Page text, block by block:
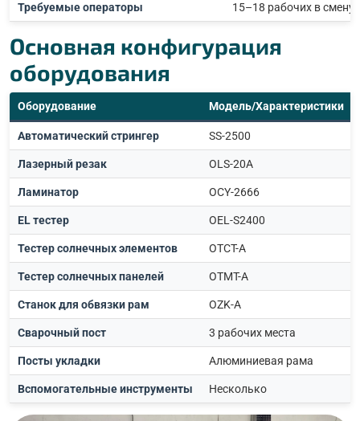
Требуемые операторы 15–18 рабочих в смену
Основная конфигурация
оборудования
Оборудование Модель/Характеристики
Автоматический стрингер SS-2500
Лазерный резак OLS-20A
Ламинатор OCY-2666
EL тестер OEL-S2400
Тестер солнечных элементов OTCT-A
Тестер солнечных панелей OTMT-A
Станок для обвязки рам OZK-A
Сварочный пост 3 рабочих места
Посты укладки Алюминиевая рама
Вспомогательные инструменты Несколько